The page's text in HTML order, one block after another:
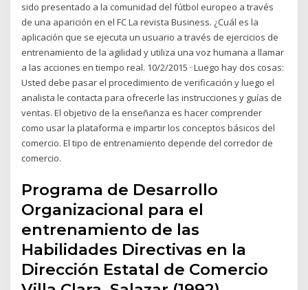
sido presentado a la comunidad del fútbol europeo a través
de una aparición en el FC La revista Business. ¿Cuál es la
aplicación que se ejecuta un usuario a través de ejercicios de
entrenamiento de la agilidad y utiliza una voz humana a llamar
a las acciones en tiempo real. 10/2/2015 · Luego hay dos cosas:
Usted debe pasar el procedimiento de verificación y luego el
analista le contacta para ofrecerle las instrucciones y guías de
ventas. El objetivo de la enseñanza es hacer comprender
como usar la plataforma e impartir los conceptos básicos del
comercio. El tipo de entrenamiento depende del corredor de
comercio.
Programa de Desarrollo
Organizacional para el
entrenamiento de las
Habilidades Directivas en la
Dirección Estatal de Comercio